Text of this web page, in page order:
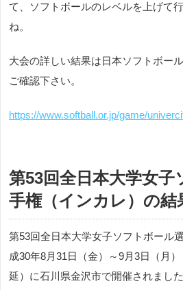
て、ソフトボールのレベルを上げて
ね。
大会の詳しい結果は日本ソフトボー
ご確認下さい。
https://www.softball.or.jp/game/
第53回全日本大学女子
手権（インカレ）の結
第53回全日本大学女子ソフトボール
成30年8月31日（金）～9月3日（月
延）に石川県金沢市で開催されました